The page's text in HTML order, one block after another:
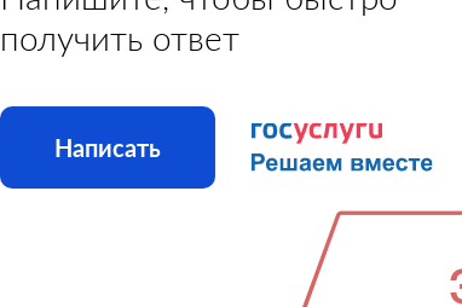
получить ответ
Написать